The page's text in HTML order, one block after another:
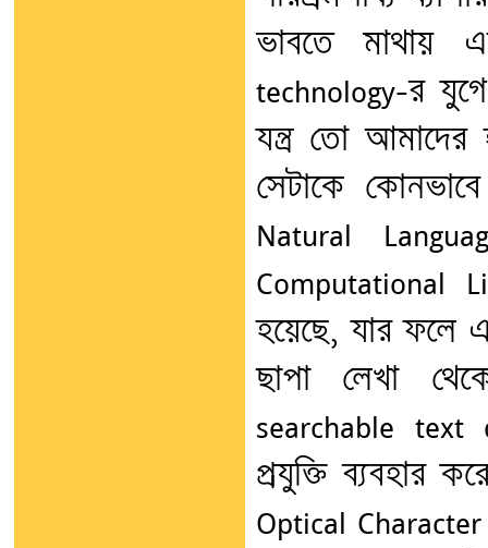
ভাবতে
technology-র
যন্ত্র তো
সেটাকে
Natural
Computational
হয়েছে, যার ফলে
ছাপা লেখা
searchable text
প্রযুক্তি ব্যবহার
Optical